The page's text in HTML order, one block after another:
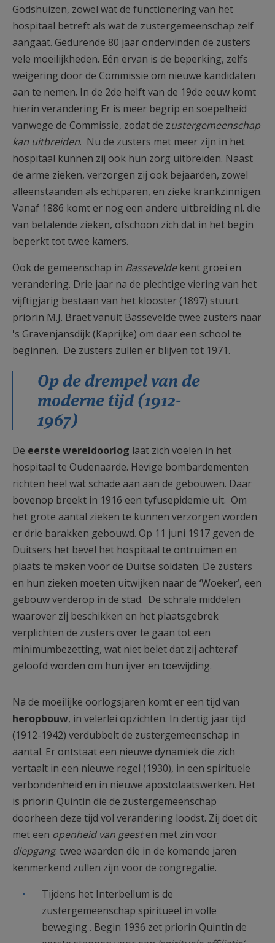
Godshuizen, zowel wat de functionering van het
hospitaal betreft als wat de zustergemeenschap zelf
aangaat. Gedurende 80 jaar ondervinden de zusters
vele moeilijkheden. Eén ervan is de beperking, zelfs
weigering door de Commissie om nieuwe kandidaten
aan te nemen. In de 2de helft van de 19de eeuw komt
hierin verandering Er is meer begrip en soepelheid
vanwege de Commissie, zodat de zustergemeenschap
kan uitbreiden. Nu de zusters met meer zijn in het
hospitaal kunnen zij ook hun zorg uitbreiden. Naast
de arme zieken, verzorgen zij ook bejaarden, zowel
alleenstaanden als echtparen, en zieke krankzinnigen.
Vanaf 1886 komt er nog een andere uitbreiding nl. die
van betalende zieken, ofschoon zich dat in het begin
beperkt tot twee kamers.
Ook de gemeenschap in Basseveldekent groei en
verandering. Drie jaar na de plechtige viering van het
vijftigjarig bestaan van het klooster (1897) stuurt
priorin M.J. Braet vanuit Bassevelde twee zusters naar
's Gravenjansdijk (Kaprijke) om daar een school te
beginnen. De zusters zullen er blijven tot 1971.
Op de drempel van de
moderne tijd (1912-
1967)
De eerste wereldoorlog laat zich voelen in het
hospitaal te Oudenaarde. Hevige bombardementen
richten heel wat schade aan aan de gebouwen. Daar
bovenop breekt in 1916 een tyfusepidemie uit. Om
het grote aantal zieken te kunnen verzorgen worden
er drie barakken gebouwd. Op 11 juni 1917 geven de
Duitsers het bevel het hospitaal te ontruimen en
plaats te maken voor de Duitse soldaten. De zusters
en hun zieken moeten uitwijken naar de ‘Woeker’, een
gebouw verderop in de stad. De schrale middelen
waarover zij beschikken en het plaatsgebrek
verplichten de zusters over te gaan tot een
minimumbezetting, wat niet belet dat zij achteraf
geloofd worden om hun ijver en toewijding.
Na de moeilijke oorlogsjaren komt er een tijd van
heropbouw, in velerlei opzichten. In dertig jaar tijd
(1912-1942) verdubbelt de zustergemeenschap in
aantal. Er ontstaat een nieuwe dynamiek die zich
vertaalt in een nieuwe regel (1930), in een spirituele
verbondenheid en in nieuwe apostolaatswerken. Het
is priorin Quintin die de zustergemeenschap
doorheen deze tijd vol verandering loodst. Zij doet dit
met een openheid van geesten met zin voor
diepgang: twee waarden die in de komende jaren
kenmerkend zullen zijn voor de congregatie.
Tijdens het Interbellum is de
zustergemeenschap spiritueel in volle
beweging . Begin 1936 zet priorin Quintin de